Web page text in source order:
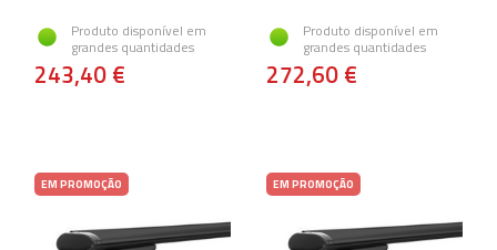
Produto disponível em
grandes quantidades
243,40 €
Produto disponível em
grandes quantidades
272,60 €
EM PROMOÇÃO EM PROMOÇÃO